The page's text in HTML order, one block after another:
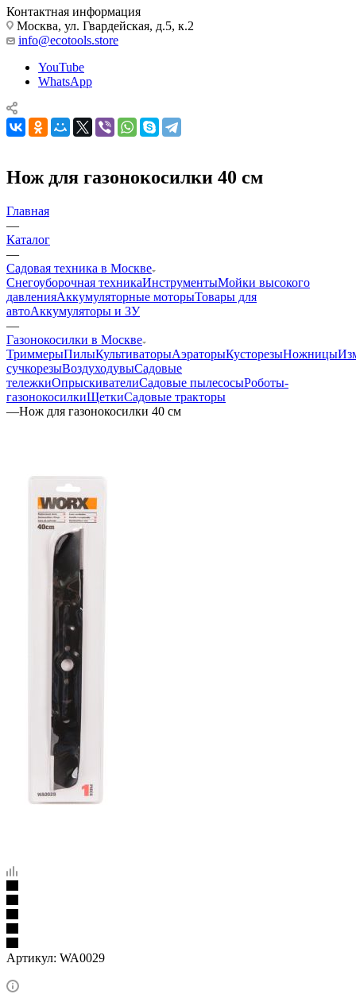
Контактная информация
Москва, ул. Гвардейская, д.5, к.2
info@ecotools.store
YouTube
WhatsApp
Нож для газонокосилки 40 см
Главная
—
Каталог
—
Садовая техника в Москве
Снегоуборочная техникаИнструментыМойки высокого
давленияАккумуляторные моторыТовары для
автоАккумуляторы и ЗУ
—
Газонокосилки в Москве
ТриммерыПилыКультиваторыАэраторыКусторезыНожницы
сучкорезыВоздуходувыСадовые
тележкиОпрыскивателиСадовые пылесосыРоботы-
газонокосилкиЩеткиСадовые тракторы
—Нож для газонокосилки 40 см
Артикул: WA0029